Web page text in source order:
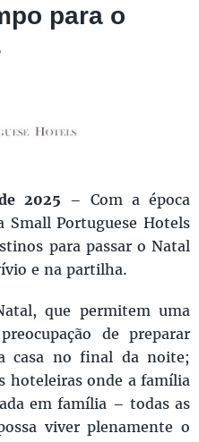
para o
2025 – Com a época
Portuguese Hotels
para passar o Natal
e na partilha.
que permitem uma
de preparar
casa no final da noite;
hoteleiras onde a família
em família – todas as
viver plenamente o